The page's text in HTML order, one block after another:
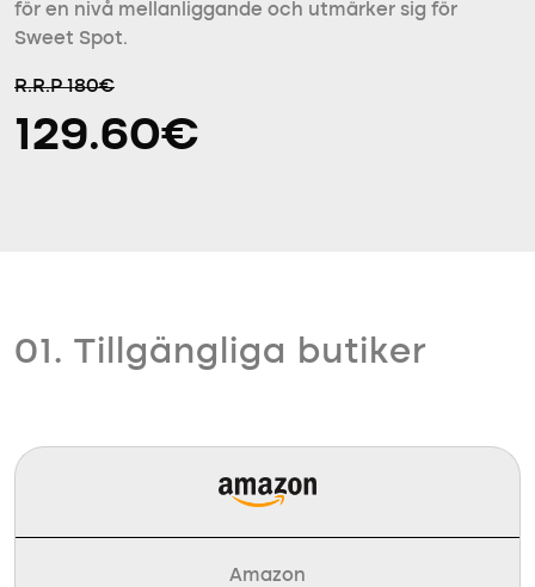
för en nivå mellanliggande och utmärker sig för
Sweet Spot.
R.R.P 180€
129.60€
01. Tillgängliga butiker
Amazon